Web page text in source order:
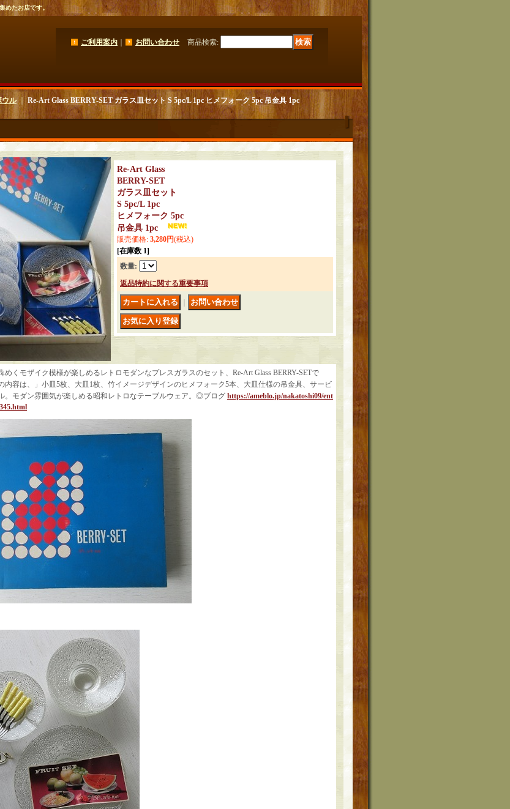
めたお店です。
ご利用案内 お問い合わせ 商品検索:
ウル｜ Re-Art Glass BERRY-SET ガラス皿セット S 5pc/L 1pc ヒメフォーク 5pc 吊金具 1pc
Re-Art Glass
BERRY-SET
ガラス皿セット
S 5pc/L 1pc
ヒメフォーク 5pc
吊金具 1pc
販売価格: 3,280円(税込)
[在庫数 1]
数量:
返品特約に関する重要事項
めくモザイク模様が楽しめるレトロモダンなプレスガラスのセット、Re-Art Glass BERRY-SETで
内容は、」小皿5枚、大皿1枚、竹イメージデザインのヒメフォーク5本、大皿仕様の吊金具、サービ
。モダン雰囲気が楽しめる昭和レトロなテーブルウェア。◎ブログ https://ameblo.jp/nakatoshi09/ent